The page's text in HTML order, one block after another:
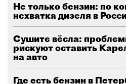
Не только бензин: по
нехватка дизеля в
Сушите вёсла:
рискуют оставить
на авто
Где есть бензин в